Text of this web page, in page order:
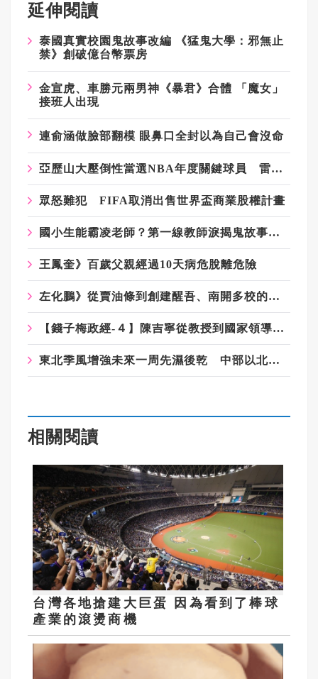
延伸閱讀
泰國真實校園鬼故事改編
《猛鬼大學：邪無止
禁》創破億台幣票房
金宣虎、車勝元兩男神《暴君》合體
「魔女」
接班人出現
連俞涵做臉部翻模 眼鼻口全封以為自己會沒命
亞歷山大壓倒性當選NBA年度關鍵球員 雷霆一哥再添個人榮耀
眾怒難犯 FIFA取消出售世界盃商業股權計畫
國小生能霸凌老師？第一線教師淚揭鬼故事 教育部社群還在回顧白色恐怖
王鳳奎》百歲父親經過10天病危脫離危險
左化鵬》從賣油條到創建醒吾、南開多校的奇人顧懷祖
【錢子梅政經-４】陳吉寧從教授到國家領導人的從政路 讓李鴻源更堅定推動「文官學院」
東北季風增強未來一周先濕後乾 中部以北偏涼低溫探15度
相關閱讀
台灣各地搶建大巨蛋 因為看到了棒球
產業的滾燙商機